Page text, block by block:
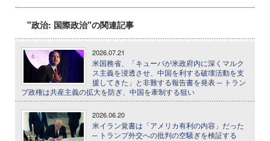
"政治: 国際政治"の関連記事
2026.07.21
米国務省、「キューバが米政府内に深くマルク
ス主義を浸透させ、中国を利する破壊活動を支
援してきた」と非難する報告書を発表 ─ トラン
プ政権は共産主義の拡大を防ぎ、中国を牽制する狙い
2026.06.20
米イラン覚書は「アメリカ有利の内容」だった
─ トランプ外交への批判の空騒ぎを検証する